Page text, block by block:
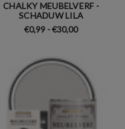
CHALKY MEUBELVERF -
SCHADUW LILA
€0,99 - €30,00